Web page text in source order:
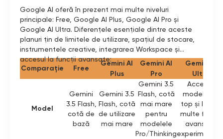
Google AI oferă în prezent mai multe niveluri
principale: Free, Google AI Plus, Google AI Pro și
Google AI Ultra. Diferențele esențiale dintre aceste
planuri țin de limitele de utilizare, spațiul de stocare,
instrumentele creative, integrarea Workspace și
accesul la funcții avansate:
Comparație Free
Gemini AI
Plus
Gemini AI
Pro
Gemini AI
Ultra
Model
Gemini
3.5 Flash,
cotă de
bază
Gemini 3.5
Flash, cotă
de utilizare
mai mare
Gemini 3.5
Flash, cotă
mai mare
pentru
modelele
Pro/Thinking
Acces la
modele de
top și la mai
multe funcții
avansate